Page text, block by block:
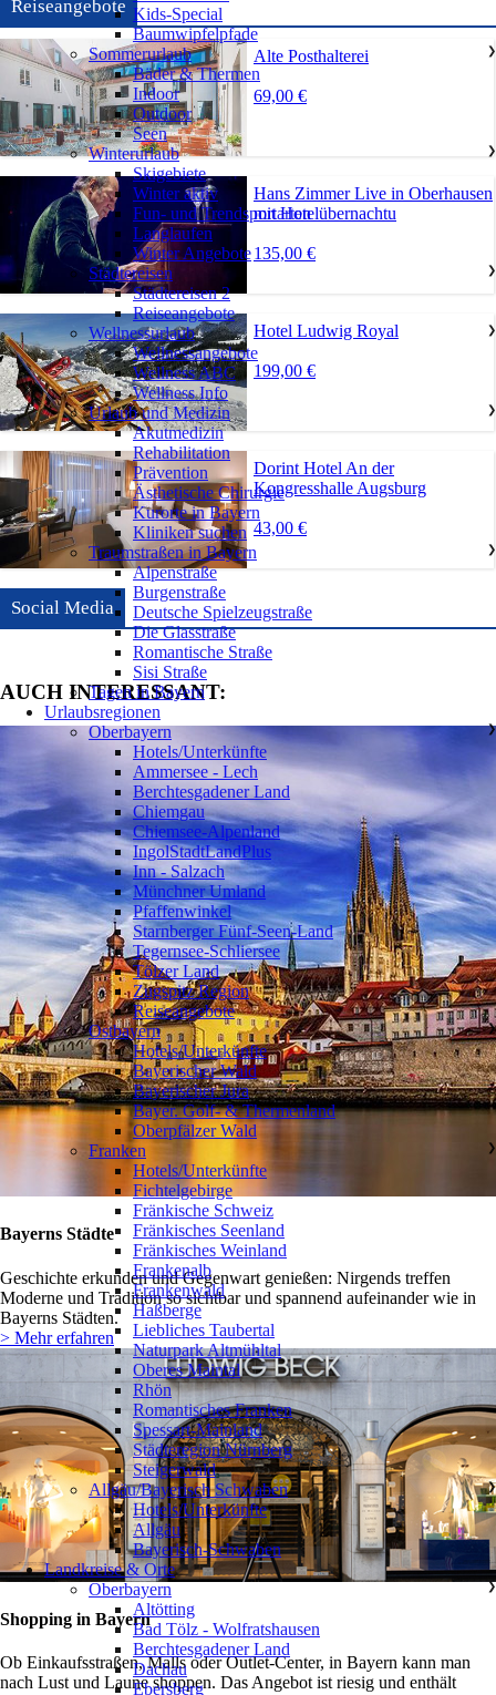
Reiseangebote
Alte Posthalterei
69,00 €
Hans Zimmer Live in Oberhausen
mit Hotelübernachtu
135,00 €
Hotel Ludwig Royal
199,00 €
Dorint Hotel An der
Kongresshalle Augsburg
43,00 €
Social Media
AUCH INTERESSANT:
Bayerns Städte
Geschichte erkunden und Gegenwart genießen: Nirgends treffen
Moderne und Tradition so sichtbar und spannend aufeinander wie in
Bayerns Städten.
> Mehr erfahren
Shopping in Bayern
Ob Einkaufsstraßen, Malls oder Outlet-Center, in Bayern kann man
nach Lust und Laune shoppen. Das Angebot ist riesig und enthält
Kids-Special
Baumwipfelpfade
Sommerurlaub
❯
Bäder & Thermen
Indoor
Outdoor
Seen
Winterurlaub
❯
Skigebiete
Winter aktiv
Fun- und Trendsportarten
Langlaufen
Winter Angebote
Städtereisen
❯
Städtereisen 2
Reiseangebote
Wellnessurlaub
❯
Wellnessangebote
Wellness ABC
Wellness Info
Urlaub und Medizin
❯
Akutmedizin
Rehabilitation
Prävention
Ästhetische Chirurgie
Kurorte in Bayern
Kliniken suchen
Traumstraßen in Bayern
❯
Alpenstraße
Burgenstraße
Deutsche Spielzeugstraße
Die Glasstraße
Romantische Straße
Sisi Straße
Tagen in Bayern
Urlaubsregionen
Oberbayern
❯
Hotels/Unterkünfte
Ammersee - Lech
Berchtesgadener Land
Chiemgau
Chiemsee-Alpenland
IngolStadtLandPlus
Inn - Salzach
Münchner Umland
Pfaffenwinkel
Starnberger Fünf-Seen-Land
Tegernsee-Schliersee
Tölzer Land
Zugspitz Region
Reiseangebote
Ostbayern
❯
Hotels/Unterkünfte
Bayerischer Wald
Bayerischer Jura
Bayer. Golf- & Thermenland
Oberpfälzer Wald
Franken
❯
Hotels/Unterkünfte
Fichtelgebirge
Fränkische Schweiz
Fränkisches Seenland
Fränkisches Weinland
Frankenalb
Frankenwald
Haßberge
Liebliches Taubertal
Naturpark Altmühltal
Oberes Maintal
Rhön
Romantisches Franken
Spessart-Mainland
Städteregion Nürnberg
Steigerwald
Allgäu/Bayerisch Schwaben
❯
Hotels/Unterkünfte
Allgäu
Bayerisch-Schwaben
Landkreise & Orte
Oberbayern
❯
Altötting
Bad Tölz - Wolfratshausen
Berchtesgadener Land
Dachau
Ebersberg